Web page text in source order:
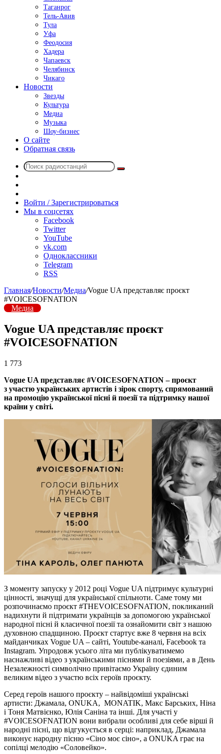
Таганрог
Тель-Авив
Тула
Уфа
Феодосия
Хадера
Чапаевск
Челябинск
Чикаго
Новости
Звезды
Культура
Медиа
Музыка
Шоу-бизнес
О сайте
Обратная связь
Поиск
радио
Войти / Зарегистрироваться
Мы в соцсетях
Facebook
Twitter
YouTube
vk.com
Одноклассники
Telegram
RSS
Главная/Новости/Медиа/Vogue UA представляє проєкт
#VOICESOFNATION
Медиа
Vogue UA представляє проєкт
#VOICESOFNATION
1 773
Vogue UA представляє #VOICESOFNATION – проєкт
з участю українських артистів і зірок спорту, спрямований
на промоцію української пісні й поезії та підтримку нашої
країни у світі.
З моменту запуску у 2012 році Vogue UA підтримує культурні
цінності, значущі для української спільноти. Саме тому ми
розпочинаємо проєкт #THЕVOICESOFNATION, покликаний
надихнути й підтримати українців за допомогою української
народної пісні й класичної поезії та ознайомити світ з нашою
духовною спадщиною. Проєкт стартує вже 8 червня на всіх
майданчиках Vogue UA – сайті, Youtube-каналі, Facebook та
Instagram. Упродовж усього літа ми публікуватимемо
наснажливі відео з українськими піснями й поезіями, а в День
Незалежності символічно привітаємо Україну єдиним
великим відео з участю всіх героїв проєкту.
Серед героїв нашого проєкту – найвідоміші українські
артисти: Джамала, ONUKA, MONATIK, Макс Барських, Ніна
і Тоня Матвієнко, Юлія Саніна та інші. Для участі у
#VOICESOFNATION вони вибрали особливі для себе вірші й
народні пісні, що відгукується в серці: наприклад, Джамала
виконує народну пісню «Сіно моє сіно», а ONUKA грає на
сопілці мелодію «Cоловейко».